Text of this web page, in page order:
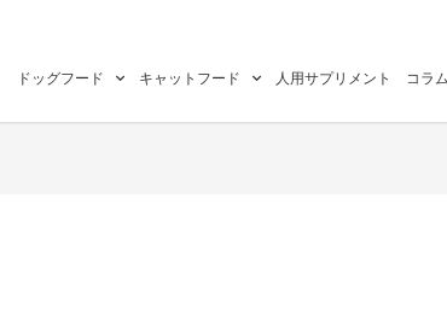
ドッグフード キャットフード 人用サプリメント コラム